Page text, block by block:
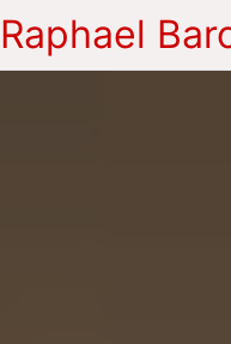
Raphael